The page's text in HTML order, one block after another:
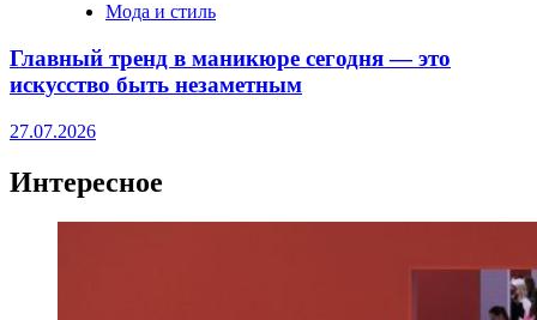
Мода и стиль
Главный тренд в маникюре сегодня — это
искусство быть незаметным
27.07.2026
Интересное